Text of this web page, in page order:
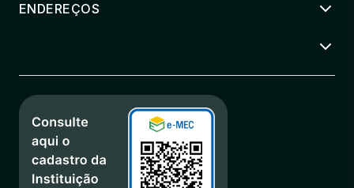
ENDEREÇOS